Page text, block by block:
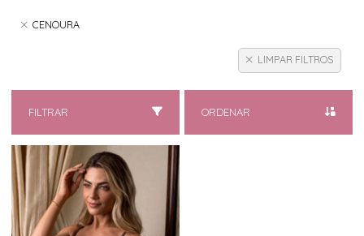
CENOURA
LIMPAR FILTROS
FILTRAR ORDENAR